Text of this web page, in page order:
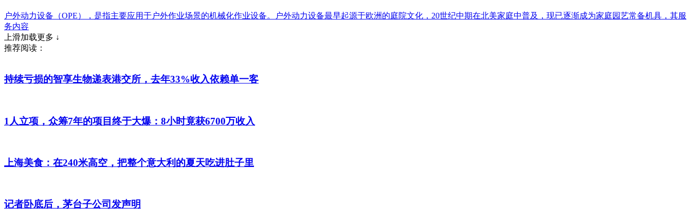
户外动力设备（OPE），是指主要应用于户外作业场景的机械化作业设备。户外动力设备最早起源于欧洲的庭院文化，20世纪中期在北美家庭中普及，现已逐渐成为家庭园艺常备机具，其服
务内容
上滑加载更多 ↓
推荐阅读：
持续亏损的智享生物递表港交所，去年33%收入依赖单一客
1人立项，众筹7年的项目终于大爆：8小时竟获6700万收入
上海美食：在240米高空，把整个意大利的夏天吃进肚子里
记者卧底后，茅台子公司发声明